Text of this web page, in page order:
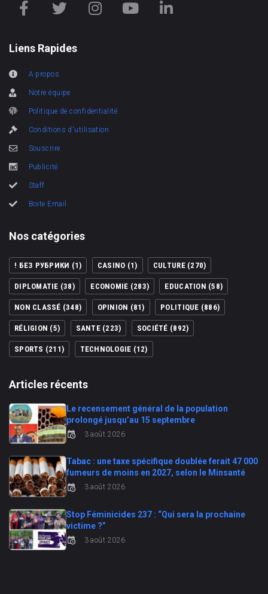
Liens Rapides
A propos
Notre équipe
Politique de confidentialité
Conditions d'utilisation
Souscrire
Publicité
Staff
Boite Email
Nos catégories
! БЕЗ РУБРИКИ (1) CASINO (1) CULTURE(270)
DIPLOMATIE (38) ECONOMIE (283) EDUCATION (58)
NON CLASSÉ (348) OPINION (81) POLITIQUE (886)
RÉLIGION (5) SANTE(223) SOCIÉTÉ (892)
SPORTS (211) TECHNOLOGIE (12)
Articles récents
Le recensement général de la population
prolongé jusqu’au 15 septembre
3 août 2026
Tabac : une taxe spécifique doublée ferait 47 000
fumeurs de moins en 2027, selon le Minsanté
3 août 2026
Stop Féminicides 237 : “Qui sera la prochaine
victime ?”
3 août 2026